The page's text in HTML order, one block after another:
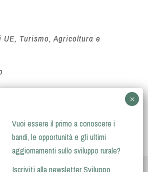
Turismo, Agricoltura e
Vuoi essere il primo a conoscere i
bandi, le opportunità e gli ultimi
aggiornamenti sullo sviluppo rurale?
Iscriviti alla newsletter Sviluppo